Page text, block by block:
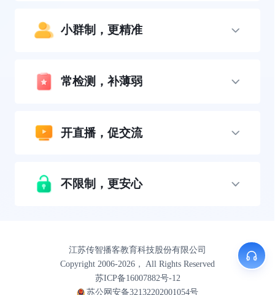
小群制，更精准
常检测，补薄弱
开直播，促交流
不限制，更安心
江苏传智播客教育科技股份有限公司
Copyright 2006-2026， All Rights Reserved
苏ICP备16007882号-12
苏公网安备32132202001054号